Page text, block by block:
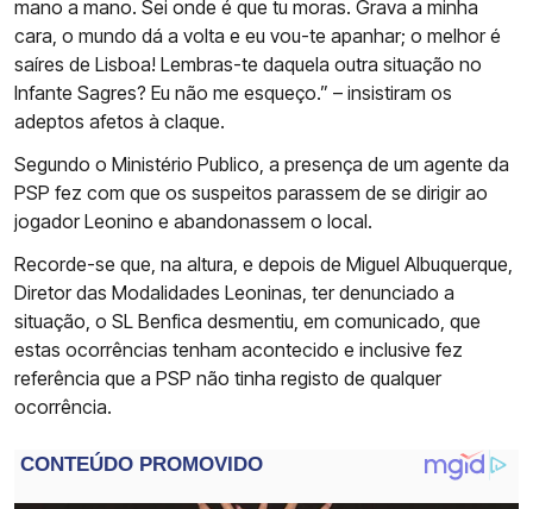
mano a mano. Sei onde é que tu moras. Grava a minha
cara, o mundo dá a volta e eu vou-te apanhar; o melhor é
saíres de Lisboa! Lembras-te daquela outra situação no
Infante Sagres? Eu não me esqueço.” – insistiram os
adeptos afetos à claque.
Segundo o Ministério Publico, a presença de um agente da
PSP fez com que os suspeitos parassem de se dirigir ao
jogador Leonino e abandonassem o local.
Recorde-se que, na altura, e depois de Miguel Albuquerque,
Diretor das Modalidades Leoninas, ter denunciado a
situação, o SL Benfica desmentiu, em comunicado, que
estas ocorrências tenham acontecido e inclusive fez
referência que a PSP não tinha registo de qualquer
ocorrência.